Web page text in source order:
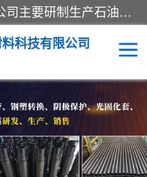
成都名腾热缩材料科技有限公司​主要研制生产石油、气钢质管道、管件的防腐、补伤、补口、市政排水、塑料检查井等用热缩套及市政排水管道不锈钢卡箍。产品包含：不锈钢卡箍、钢塑转换、光固化套、聚乙烯热收缩带、聚乙烯热收缩套、冷缠胶粘带、热收缩套、热收缩带、热收缩缠绕带、防腐热收缩带、热缩缠绕带、热缩套、热缩带等。
科技有限公司
热收缩带（开口套）
穿墙热缩套管